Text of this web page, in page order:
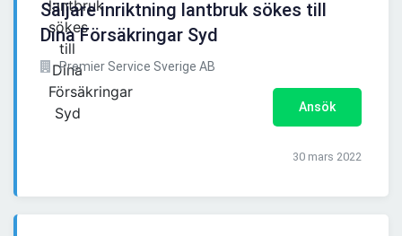
Säljare inriktning lantbruk sökes till
Dina Försäkringar Syd
Premier Service Sverige AB
Ansök
30 mars 2022